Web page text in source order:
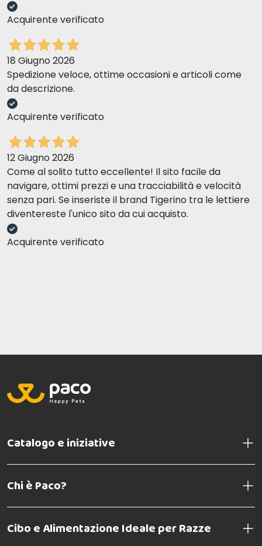
Acquirente verificato
18 Giugno 2026
Spedizione veloce, ottime occasioni e articoli come
da descrizione.
Acquirente verificato
12 Giugno 2026
Come al solito tutto eccellente! Il sito facile da
navigare, ottimi prezzi e una tracciabilità e velocità
senza pari. Se inseriste il brand Tigerino tra le lettiere
diventereste l'unico sito da cui acquisto.
Acquirente verificato
Catalogo e iniziative
Chi è Paco?
Cibo e Alimentazione Ideale per Razze